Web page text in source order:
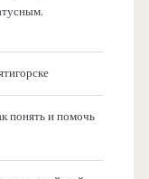
понять и помочь